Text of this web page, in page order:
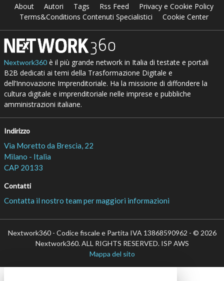
About Autori Tags Rss Feed
Privacy e Cookie Policy
Terms&Conditions Contenuti Specialistici
Cookie Center
Nextwork360è il più grande network in Italia di testate e portali
B2B dedicati ai temi della Trasformazione Digitale e
dell’Innovazione Imprenditoriale. Ha la missione di diffondere la
cultura digitale e imprenditoriale nelle imprese e pubbliche
amministrazioni italiane.
Indirizzo
Via Moretto da Brescia, 22
Milano - Italia
CAP 20133
Contatti
Contatta il nostro team per maggiori informazioni
Nextwork360 - Codice fiscale e Partita IVA 13868590962 - © 2026
Nextwork360. ALL RIGHTS RESERVED. ISP AWS
Mappa del sito